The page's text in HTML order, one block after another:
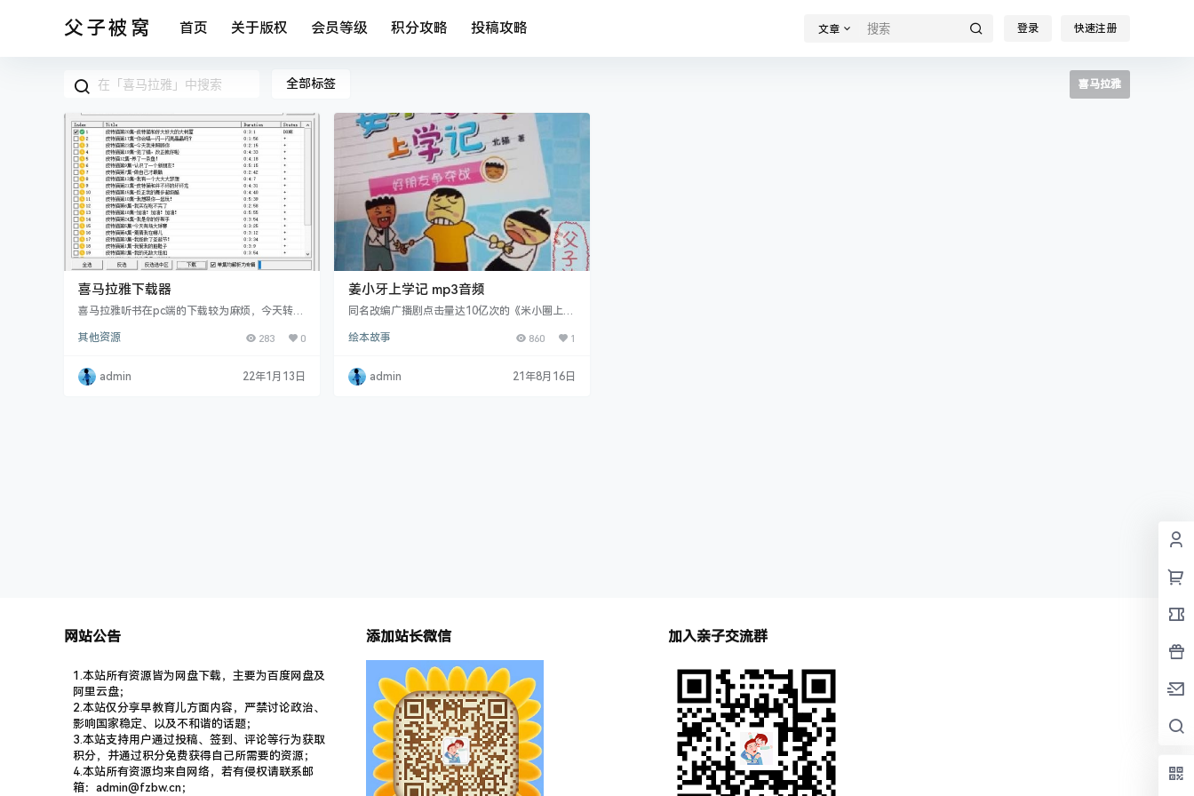
父子被窝 首页 关于版权 会员等级 积分攻略 投稿攻略 文章 登录 快速注册
全部标签 喜马拉雅
喜马拉雅下载器
喜马拉雅听书在pc端的下载较为麻烦，今天转载
其他资源
283 0
admin 22年1月13日
姜小牙上学记 mp3音频
同名改编广播剧点击量达10亿次的《米小圈上学
次面向听众。 熟悉《米小圈上学记》的听众朋友
米小圈是怎么认识的？他们在友谊之路上，发生
了哪些有趣的事情？全新的校园生活，对姜小牙
绘本故事 860 1
admin 21年8月16日
网站公告
1.本站所有资源皆为网盘下载，主要为百度网盘及
阿里云盘；
2.本站仅分享早教育儿方面内容，严禁讨论政治、
影响国家稳定、以及不和谐的话题；
3.本站支持用户通过投稿、签到、评论等行为获取
积分，并通过积分免费获得自己所需要的资源；
4.本站所有资源均来自网络，若有侵权请联系邮
箱：admin@fzbw.cn；
添加站长微信 加入亲子交流群